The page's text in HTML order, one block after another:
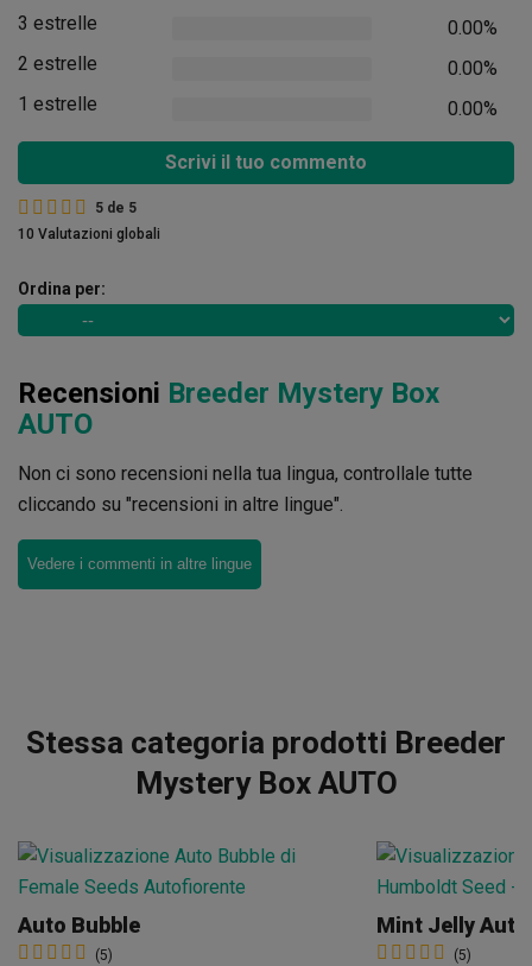
3 estrelle
0.00%
2 estrelle
0.00%
1 estrelle
0.00%
Scrivi il tuo commento
5 de 5
10 Valutazioni globali
Ordina per:
Recensioni Breeder Mystery Box
AUTO
Non ci sono recensioni nella tua lingua, controllale tutte
cliccando su "recensioni in altre lingue".
Vedere i commenti in altre lingue
Stessa categoria prodotti Breeder
Mystery Box AUTO
Auto Bubble
(5)
Mint Jelly Auto
(5)